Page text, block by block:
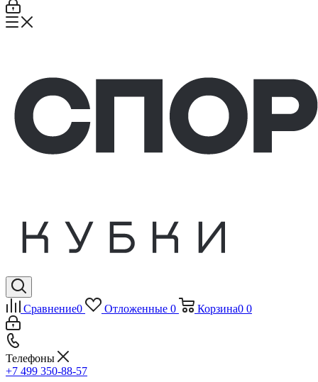
Сравнение0 Отложенные 0 Корзина0 0
Телефоны
+7 499 350-88-57